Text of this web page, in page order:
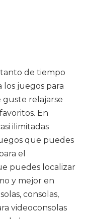
de tiempo
juegos para
guste relajarse
En
ilimitadas
que puedes
el
puedes localizar
y mejor en
consolas,
videoconsolas